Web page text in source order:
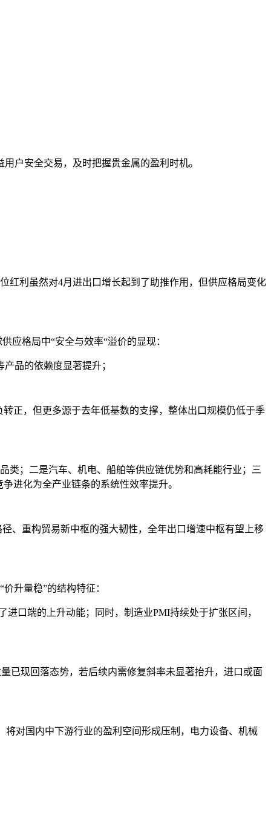
户安全交易，及时把握贵金属的盈利时机。
红利虽然对4月进出口增长起到了助推作用，但供应格局变化
应格局中“安全与效率“溢价的显现：
品的依赖度显著提升；
正，但更多源于去年低基数的支撑，整体出口规模仍低于季
类；二是汽车、机电、船舶等供应链优势和高耗能行业；三
进化为全产业链条的系统性效率提升。
、重构贸易新中枢的强大韧性，全年出口增速中枢有望上移
升量稳”的结构特征：
口端的上升动能；同时，制造业PMI持续处于扩张区间，
已现回落态势，若后续内需修复斜率未显著抬升，进口或面
对国内中下游行业的盈利空间形成压制，电力设备、机械